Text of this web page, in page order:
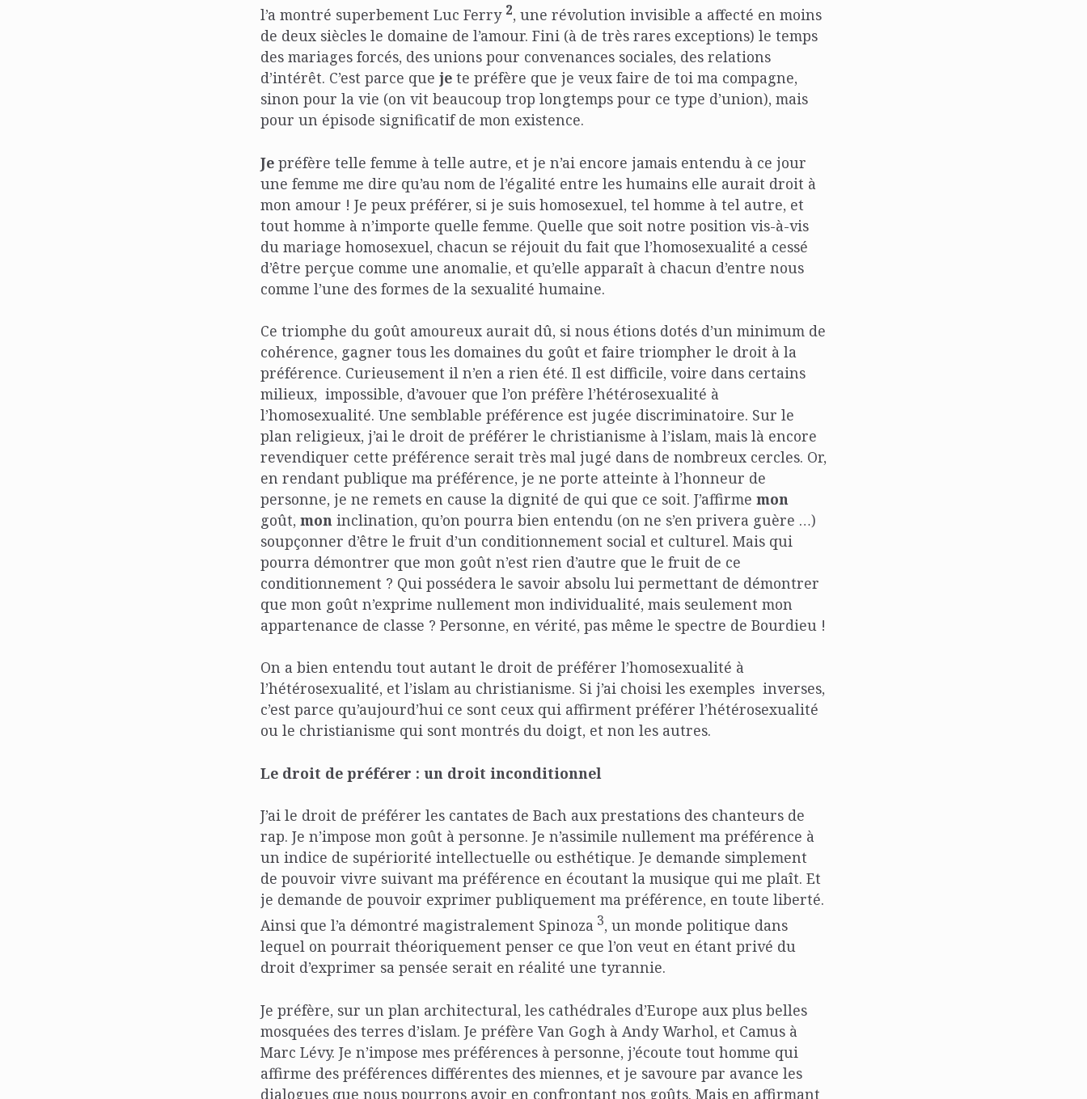
l’a montré superbement Luc Ferry 2, une révolution invisible a affecté en moins
de deux siècles le domaine de l’amour. Fini (à de très rares exceptions) le temps
des mariages forcés, des unions pour convenances sociales, des relations
d’intérêt. C’est parce que je te préfère que je veux faire de toi ma compagne,
sinon pour la vie (on vit beaucoup trop longtemps pour ce type d’union), mais
pour un épisode significatif de mon existence.
Je préfère telle femme à telle autre, et je n’ai encore jamais entendu à ce jour
une femme me dire qu’au nom de l’égalité entre les humains elle aurait droit à
mon amour ! Je peux préférer, si je suis homosexuel, tel homme à tel autre, et
tout homme à n’importe quelle femme. Quelle que soit notre position vis-à-vis
du mariage homosexuel, chacun se réjouit du fait que l’homosexualité a cessé
d’être perçue comme une anomalie, et qu’elle apparaît à chacun d’entre nous
comme l’une des formes de la sexualité humaine.
Ce triomphe du goût amoureux aurait dû, si nous étions dotés d’un minimum de
cohérence, gagner tous les domaines du goût et faire triompher le droit à la
préférence. Curieusement il n’en a rien été. Il est difficile, voire dans certains
milieux, impossible, d’avouer que l’on préfère l’hétérosexualité à
l’homosexualité. Une semblable préférence est jugée discriminatoire. Sur le
plan religieux, j’ai le droit de préférer le christianisme à l’islam, mais là encore
revendiquer cette préférence serait très mal jugé dans de nombreux cercles. Or,
en rendant publique ma préférence, je ne porte atteinte à l’honneur de
personne, je ne remets en cause la dignité de qui que ce soit. J’affirme mon
goût, mon inclination, qu’on pourra bien entendu (on ne s’en privera guère …)
soupçonner d’être le fruit d’un conditionnement social et culturel. Mais qui
pourra démontrer que mon goût n’est rien d’autre que le fruit de ce
conditionnement ? Qui possédera le savoir absolu lui permettant de démontrer
que mon goût n’exprime nullement mon individualité, mais seulement mon
appartenance de classe ? Personne, en vérité, pas même le spectre de Bourdieu !
On a bien entendu tout autant le droit de préférer l’homosexualité à
l’hétérosexualité, et l’islam au christianisme. Si j’ai choisi les exemples inverses,
c’est parce qu’aujourd’hui ce sont ceux qui affirment préférer l’hétérosexualité
ou le christianisme qui sont montrés du doigt, et non les autres.
Le droit de préférer : un droit inconditionnel
J’ai le droit de préférer les cantates de Bach aux prestations des chanteurs de
rap. Je n’impose mon goût à personne. Je n’assimile nullement ma préférence à
un indice de supériorité intellectuelle ou esthétique. Je demande simplement
de pouvoir vivre suivant ma préférence en écoutant la musique qui me plaît. Et
je demande de pouvoir exprimer publiquement ma préférence, en toute liberté.
Ainsi que l’a démontré magistralement Spinoza 3, un monde politique dans
lequel on pourrait théoriquement penser ce que l’on veut en étant privé du
droit d’exprimer sa pensée serait en réalité une tyrannie.
Je préfère, sur un plan architectural, les cathédrales d’Europe aux plus belles
mosquées des terres d’islam. Je préfère Van Gogh à Andy Warhol, et Camus à
Marc Lévy. Je n’impose mes préférences à personne, j’écoute tout homme qui
affirme des préférences différentes des miennes, et je savoure par avance les
dialogues que nous pourrons avoir en confrontant nos goûts. Mais en affirmant